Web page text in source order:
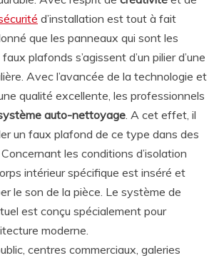
d’installation est tout à fait
que les panneaux qui sont les
plafonds s’agissent d’un pilier d’une
Avec l’avancée de la technologie et
qualité excellente, les professionnels
auto-nettoyage. A cet effet, il
un faux plafond de ce type dans des
les conditions d’isolation
intérieur spécifique est inséré et
le son de la pièce. Le système de
est conçu spécialement pour
moderne.
centres commerciaux, galeries